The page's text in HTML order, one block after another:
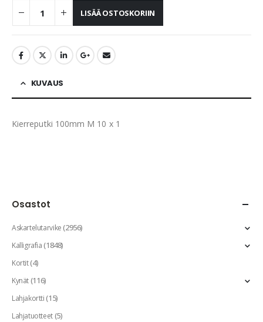
LISÄÄ OSTOSKORIIN
KUVAUS
Kierreputki 100mm M 10 x 1
Osastot
Askartelutarvike(2956)
Kalligrafia(1848)
Kortit(4)
Kynät(116)
Lahjakortti(15)
Lahjatuotteet(5)